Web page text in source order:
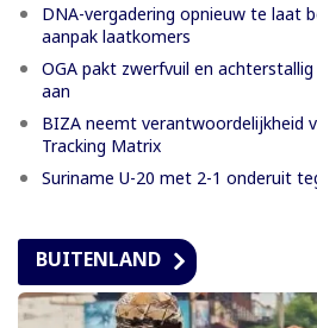
DNA-vergadering opnieuw te laat
aanpak laatkomers
OGA pakt zwerfvuil en
aan
BIZA neemt verantwoordelijkheid
Tracking Matrix
Suriname U-20 met 2-1 onderuit
BUITENLAND